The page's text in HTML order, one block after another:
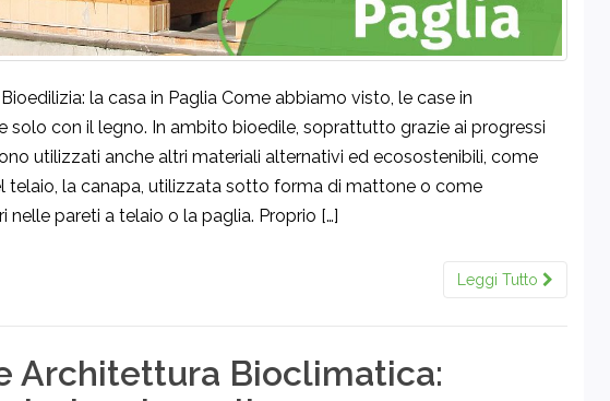
la casa in Paglia Come abbiamo visto, le case in
solo con il legno. In ambito bioedile, soprattutto grazie ai progressi
utilizzati anche altri materiali alternativi ed ecosostenibili, come
telaio, la canapa, utilizzata sotto forma di mattone o come
pareti a telaio o la paglia. Proprio […]
Leggi Tutto
Architettura Bioclimatica: